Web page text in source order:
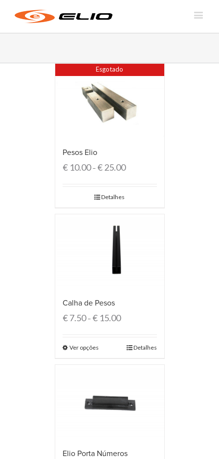
Esgotado
Pesos Elio
€10.00–€25.00
Detalhes
Calha de Pesos
€7.50–€15.00
Ver opções Detalhes
Elio Porta Números